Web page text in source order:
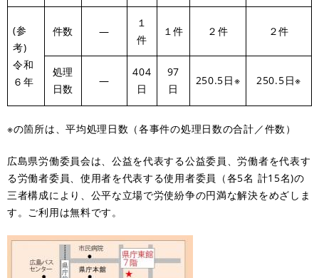
(参
考)
令和
６年
件数 ―
１
件
１件 ２件 ２件
処理
日数
―
404
日
97
日
250.5日※ 250.5日※
※の箇所は、平均処理日数（各事件の処理日数の合計／件数）
​広島県労働委員会は、公益を代表する公益委員、労働者を代表す
る労働者委員、使用者を代表する使用者委員（各5名 計15名)の
三者構成により、公平な立場で労使紛争の円満な解決をめざしま
す。ご利用は無料です。